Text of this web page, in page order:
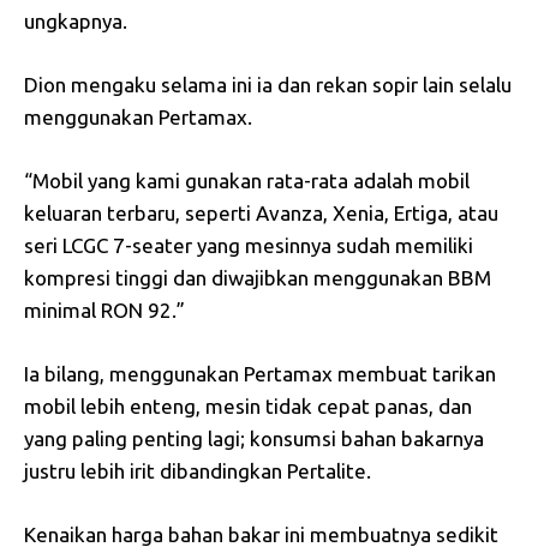
ungkapnya.
Dion mengaku selama ini ia dan rekan sopir lain selalu
menggunakan Pertamax.
“Mobil yang kami gunakan rata-rata adalah mobil
keluaran terbaru, seperti Avanza, Xenia, Ertiga, atau
seri LCGC 7-seater yang mesinnya sudah memiliki
kompresi tinggi dan diwajibkan menggunakan BBM
minimal RON 92.”
Ia bilang, menggunakan Pertamax membuat tarikan
mobil lebih enteng, mesin tidak cepat panas, dan
yang paling penting lagi; konsumsi bahan bakarnya
justru lebih irit dibandingkan Pertalite.
Kenaikan harga bahan bakar ini membuatnya sedikit